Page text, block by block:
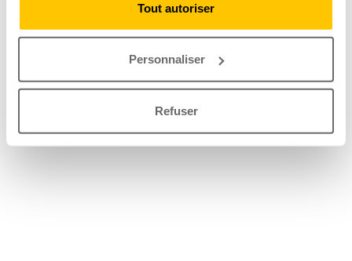
Tout autoriser
Personnaliser
Refuser